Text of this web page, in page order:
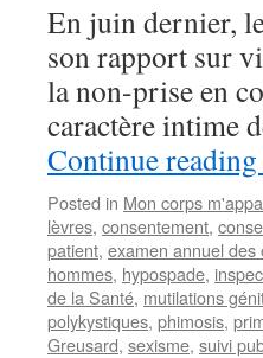
En juin dernier,
son rapport sur
la non-prise en
caractère intime
Continue reading
Posted in Mon corps
lèvres, consentement,
patient, examen annuel
hommes, hypospade,
de la Santé, mutilations
polykystiques, phimosis,
Greusard, sexisme, suivi